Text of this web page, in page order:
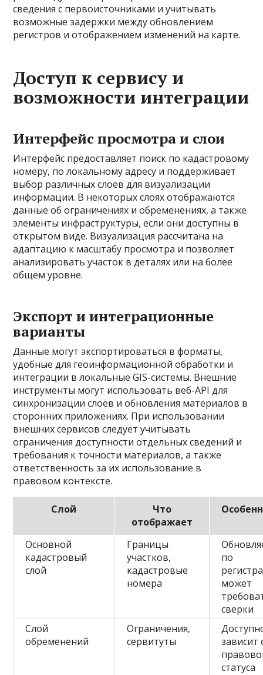
сведения с первоисточниками и учитывать
возможные задержки между обновлением
регистров и отображением изменений на карте.
Доступ к сервису и
возможности интеграции
Интерфейс просмотра и слои
Интерфейс предоставляет поиск по кадастровому
номеру, по локальному адресу и поддерживает
выбор различных слоёв для визуализации
информации. В некоторых слоях отображаются
данные об ограничениях и обременениях, а также
элементы инфраструктуры, если они доступны в
открытом виде. Визуализация рассчитана на
адаптацию к масштабу просмотра и позволяет
анализировать участок в деталях или на более
общем уровне.
Экспорт и интеграционные
варианты
Данные могут экспортироваться в форматы,
удобные для геоинформационной обработки и
интеграции в локальные GIS-системы. Внешние
инструменты могут использовать веб-API для
синхронизации слоёв и обновления материалов в
сторонних приложениях. При использовании
внешних сервисов следует учитывать
ограничения доступности отдельных сведений и
требования к точности материалов, а также
ответственность за их использование в
правовом контексте.
Слой
Что
отображает
Основной
кадастровый
слой
Границы
участков,
кадастровые
номера
по
может
сверки
Слой
обременений
Ограничения,
сервитуты
зависит
статуса